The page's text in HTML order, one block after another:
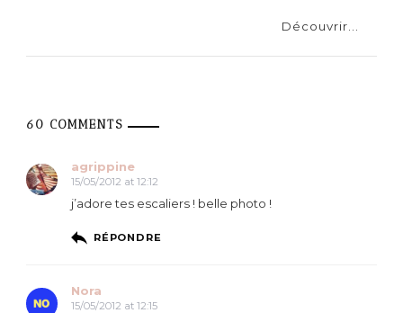
Découvrir...
60 COMMENTS
agrippine
15/05/2012 at 12:12
j’adore tes escaliers ! belle photo !
RÉPONDRE
Nora
15/05/2012 at 12:15